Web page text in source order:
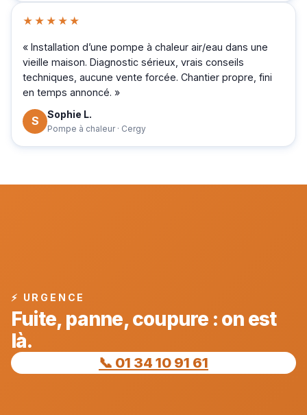
★★★★★
« Installation d’une pompe à chaleur air/eau dans une
vieille maison. Diagnostic sérieux, vrais conseils
techniques, aucune vente forcée. Chantier propre, fini
en temps annoncé. »
S Sophie L.
Pompe à chaleur · Cergy
⚡ URGENCE
Fuite, panne, coupure : on est
là.
📞 01 34 10 91 61